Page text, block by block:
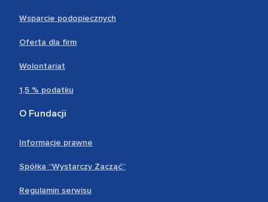
Wsparcie podopiecznych
Oferta dla firm
Wolontariat
1,5 % podatku
O Fundacji
Informacje prawne
Spółka “Wystarczy Zacząć”
Regulamin serwisu